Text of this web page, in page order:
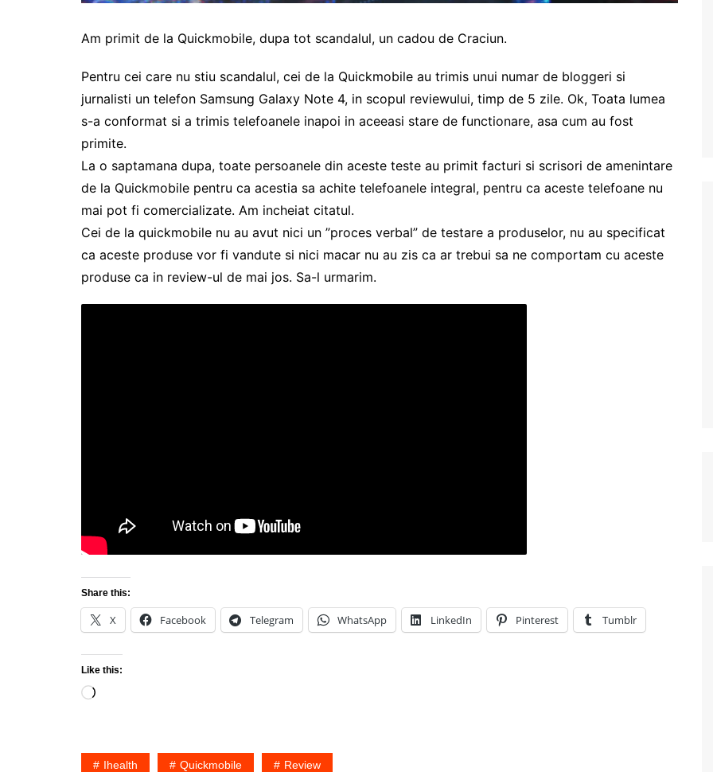
Am primit de la Quickmobile, dupa tot scandalul, un cadou de Craciun.
Pentru cei care nu stiu scandalul, cei de la Quickmobile au trimis unui numar de bloggeri si
jurnalisti un telefon Samsung Galaxy Note 4, in scopul reviewului, timp de 5 zile. Ok, Toata lumea
s-a conformat si a trimis telefoanele inapoi in aceeasi stare de functionare, asa cum au fost
primite.
La o saptamana dupa, toate persoanele din aceste teste au primit facturi si scrisori de amenintare
de la Quickmobile pentru ca acestia sa achite telefoanele integral, pentru ca aceste telefoane nu
mai pot fi comercializate. Am incheiat citatul.
Cei de la quickmobile nu au avut nici un ”proces verbal” de testare a produselor, nu au specificat
ca aceste produse vor fi vandute si nici macar nu au zis ca ar trebui sa ne comportam cu aceste
produse ca in review-ul de mai jos. Sa-l urmarim.
Share this:
X Facebook Telegram WhatsApp LinkedIn Pinterest Tumblr
Like this:
Loading…
Ihealth Quickmobile Review